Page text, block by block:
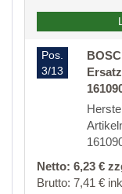
Pos.
3/13
Netto: 6,23 €
Brutto: 7,41 €